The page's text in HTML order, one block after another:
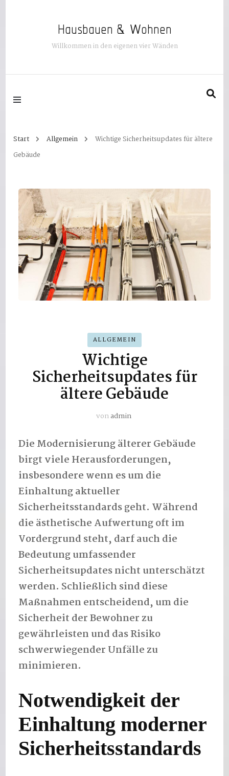
Hausbauen & Wohnen
Willkommen in den eigenen vier Wänden
Start Allgemein
Wichtige Sicherheitsupdates für ältere
Gebäude
ALLGEMEIN
Wichtige
Sicherheitsupdates für
ältere Gebäude
vonadmin
Die Modernisierung älterer Gebäude
birgt viele Herausforderungen,
insbesondere wenn es um die
Einhaltung aktueller
Sicherheitsstandards geht. Während
die ästhetische Aufwertung oft im
Vordergrund steht, darf auch die
Bedeutung umfassender
Sicherheitsupdates nicht unterschätzt
werden. Schließlich sind diese
Maßnahmen entscheidend, um die
Sicherheit der Bewohner zu
gewährleisten und das Risiko
schwerwiegender Unfälle zu
minimieren.
Notwendigkeit der
Einhaltung moderner
Sicherheitsstandards